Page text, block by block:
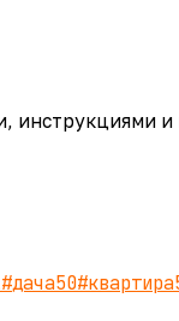
инструкциями и
#дача50#квартира